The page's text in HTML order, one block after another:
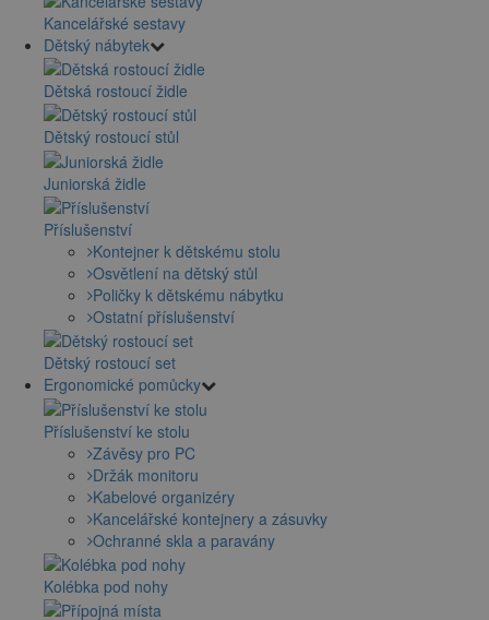
Kancelářské sestavy
Dětský nábytek
Dětská rostoucí židle
Dětský rostoucí stůl
Juniorská židle
Příslušenství
Kontejner k dětskému stolu
Osvětlení na dětský stůl
Poličky k dětskému nábytku
Ostatní příslušenství
Dětský rostoucí set
Ergonomické pomůcky
Příslušenství ke stolu
Závěsy pro PC
Držák monitoru
Kabelové organizéry
Kancelářské kontejnery a zásuvky
Ochranné skla a paravány
Kolébka pod nohy